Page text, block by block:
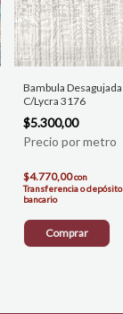
Bambula Desagujada
C/Lycra 3176
$5.300,00
$4.770,00con
Transferencia o depósito
bancario
Comprar